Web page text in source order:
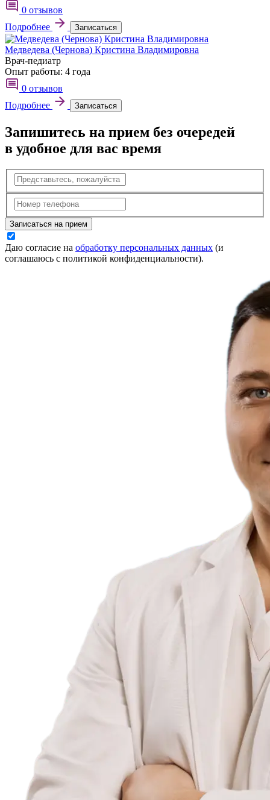
0 отзывов
Подробнее
Записаться
Медведева (Чернова) Кристина Владимировна
Врач-педиатр
Опыт работы: 4 года
0 отзывов
Подробнее
Записаться
Запишитесь на прием без очередей
в удобное для вас время
Записаться на прием
Даю согласие на обработку персональных данных (и
соглашаюсь с политикой конфиденциальности).